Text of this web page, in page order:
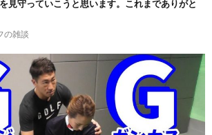
見守っていこうと思います。これまでありがと
の雑談